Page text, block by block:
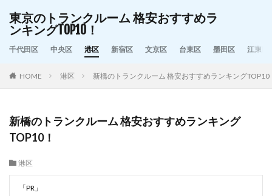
東京のトランクルーム 格安おすすめラ
ンキングTOP10！
千代田区 中央区 港区 新宿区 文京区 台東区 墨田区 江東区
HOME 港区 新橋のトランクルーム 格安おすすめランキングTOP10
新橋のトランクルーム 格安おすすめランキング
TOP10！
港区
「PR」